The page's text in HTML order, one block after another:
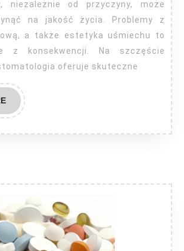
na jakość życia. Problemy z
a także estetyka uśmiechu to
z konsekwencji. Na szczęście
oferuje skuteczne
READ
MORE